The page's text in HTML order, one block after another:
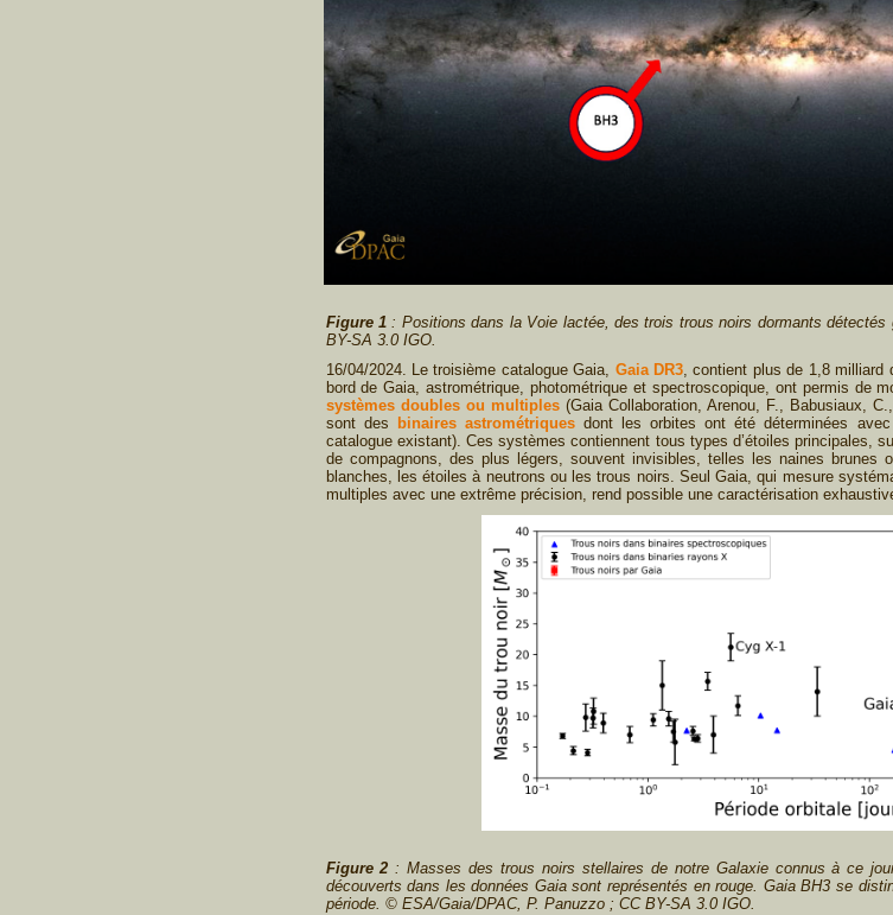
Figure 1: Positions dans la Voie lactée, des trois trous noirs dormants détectés
BY-SA 3.0 IGO.
16/04/2024. Le troisième catalogue Gaia, Gaia DR3, contient plus de 1,8 milliard
bord de Gaia, astrométrique, photométrique et spectroscopique, ont permis de
systèmes doubles ou multiples(Gaia Collaboration, Arenou, F., Babusiaux,
sont des
binaires astrométriquesdont les orbites ont été déterminées
catalogue existant). Ces systèmes contiennent tous types d’étoiles principales,
de compagnons, des plus légers, souvent invisibles, telles les naines brunes
blanches, les étoiles à neutrons ou les trous noirs. Seul Gaia, qui mesure
multiples avec une extrême précision, rend possible une caractérisation
Figure 2 : Masses des trous noirs stellaires de notre Galaxie connus à ce
découverts dans les données Gaia sont représentés en rouge. Gaia BH3 se
période. © ESA/Gaia/DPAC, P. Panuzzo ; CC BY-SA 3.0 IGO.